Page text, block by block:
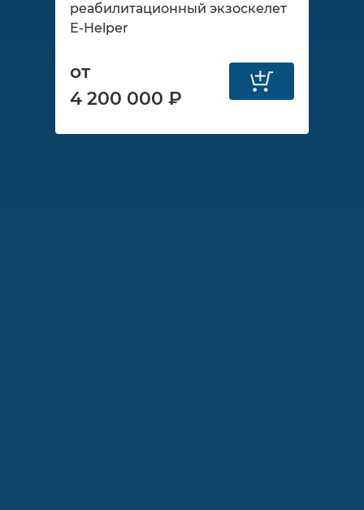
реабилитационный экзоскелет
E-Helper
от
4 200 000 ₽